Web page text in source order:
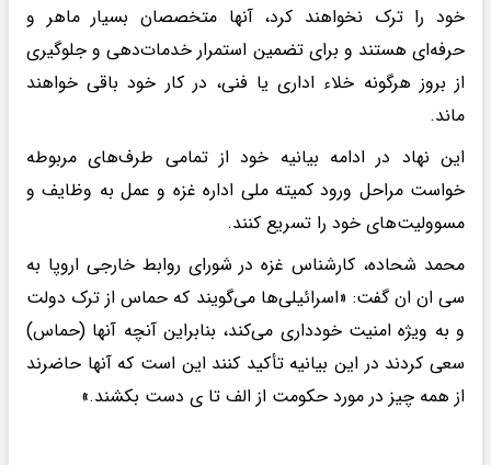
خود را ترک نخواهند کرد، آنها متخصصان بسیار ماهر و
حرفه‌ای هستند و برای تضمین استمرار خدمات‌دهی و جلوگیری
از بروز هرگونه خلاء اداری یا فنی، در کار خود باقی خواهند
ماند.
این نهاد در ادامه بیانیه خود از تمامی طرف‌های مربوطه
خواست مراحل ورود کمیته ملی اداره غزه و عمل به وظایف و
مسوولیت‌های خود را تسریع کنند.
محمد شحاده، کارشناس غزه در شورای روابط خارجی اروپا به
سی ان ان گفت: «اسرائیلی‌ها می‌گویند که حماس از ترک دولت
و به ویژه امنیت خودداری می‌کند، بنابراین آنچه آنها (حماس)
سعی کردند در این بیانیه تأکید کنند این است که آنها حاضرند
از همه چیز در مورد حکومت از الف تا ی دست بکشند.»